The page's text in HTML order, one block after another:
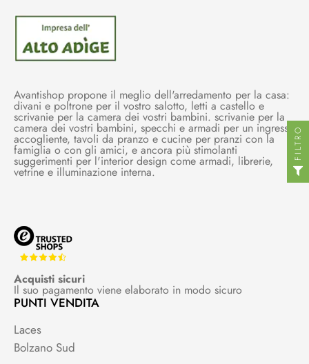
Avantishop propone il meglio dell'arredamento per la casa:
divani e poltrone per il vostro salotto, letti a castello e
scrivanie per la camera dei vostri bambini. scrivanie per la
camera dei vostri bambini, specchi e armadi per un ingresso
accogliente, tavoli da pranzo e cucine per pranzi con la
famiglia o con gli amici, e ancora più stimolanti
suggerimenti per l'interior design come armadi, librerie,
vetrine e illuminazione interna.
Acquisti sicuri
Il suo pagamento viene elaborato in modo sicuro
PUNTI VENDITA
Laces
Bolzano Sud
FILTRO